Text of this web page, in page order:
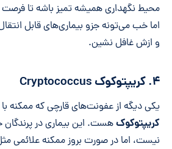
محیط نگهداری همیشه تمیز باشه تا
اما خب می‌تونه جزو بیماری‌های قابل
و ازش غافل نشین.
۴. کریپتوکوک Cryptococcus
یکی دیگه از عفونت‌های قارچی که ممکنه با
کریپتوکوکهست. این بیماری در
نیست، اما در صورت بروز ممکنه علائمی